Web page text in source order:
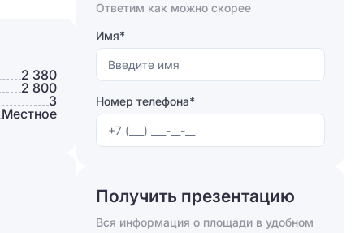
2 380
2 800
3
Местное
Ответим как можно скорее
Имя*
Номер телефона*
Получить презентацию
Вся информация о площади в удобном